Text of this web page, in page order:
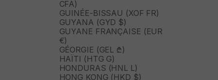
CFA)
GUINÉE-BISSAU (XOF FR)
GUYANA (GYD $)
GUYANE FRANÇAISE (EUR
€)
GÉORGIE (GEL ₾)
HAÏTI (HTG G)
HONDURAS (HNL L)
HONG KONG (HKD $)